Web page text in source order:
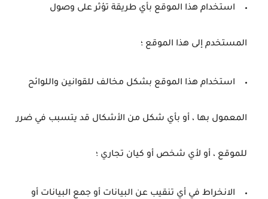
استخدام هذا الموقع بأي طريقة تؤثر على وصول
المستخدم إلى هذا الموقع ؛
استخدام هذا الموقع بشكل مخالف للقوانين واللوائح
المعمول بها ، أو بأي شكل من الأشكال قد يتسبب في ضرر
للموقع ، أو لأي شخص أو كيان تجاري ؛
الانخراط في أي تنقيب عن البيانات أو جمع البيانات أو